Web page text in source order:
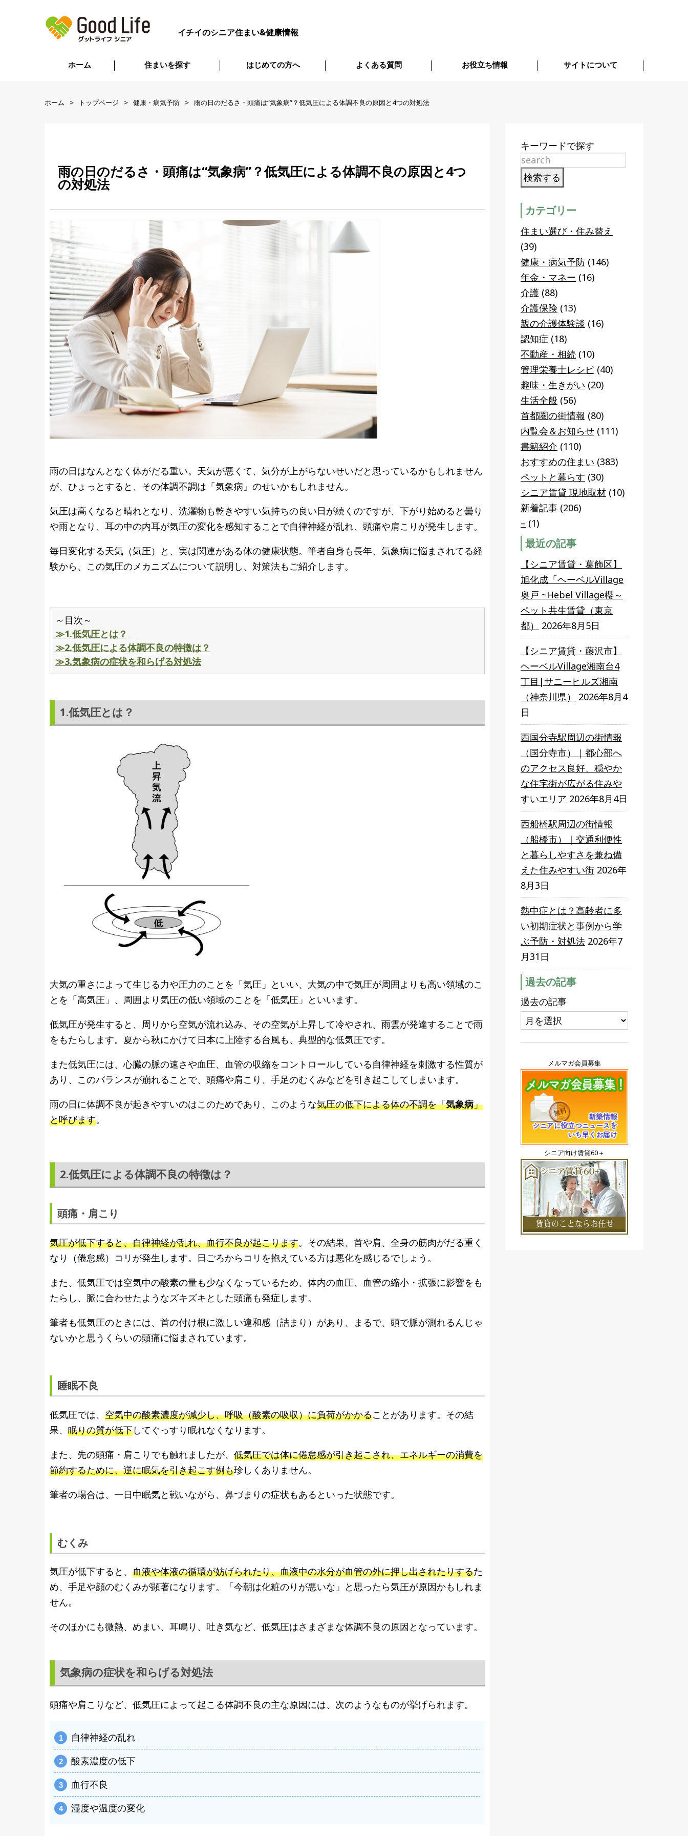
イチイのシニア住まい&健康情報
ホーム 住まいを探す はじめての方へ よくある質問 お役立ち情報 サイトについて
ホーム トップページ 健康・病気予防 雨の日のだるさ・頭痛は“気象病”？低気圧による体調不良の原因と4つの対処法
雨の日のだるさ・頭痛は“気象病”？低気圧による体調不良の原因と4つ
の対処法
雨の日はなんとなく体がだる重い。天気が悪くて、気分が上がらないせいだと思っているかもしれません
が、ひょっとすると、その体調不調は「気象病」のせいかもしれません。
気圧は高くなると晴れとなり、洗濯物も乾きやすい気持ちの良い日が続くのですが、下がり始めると曇り
や雨となり、耳の中の内耳が気圧の変化を感知することで自律神経が乱れ、頭痛や肩こりが発生します。
毎日変化する天気（気圧）と、実は関連がある体の健康状態。筆者自身も長年、気象病に悩まされてる経
験から、この気圧のメカニズムについて説明し、対策法もご紹介します。
～目次～
≫1.低気圧とは？
≫2.低気圧による体調不良の特徴は？
≫3.気象病の症状を和らげる対処法
1.低気圧とは？
大気の重さによって生じる力や圧力のことを「気圧」といい、大気の中で気圧が周囲よりも高い領域のこ
とを「高気圧」、周囲より気圧の低い領域のことを「低気圧」といいます。
低気圧が発生すると、周りから空気が流れ込み、その空気が上昇して冷やされ、雨雲が発達することで雨
をもたらします。夏から秋にかけて日本に上陸する台風も、典型的な低気圧です。
また低気圧には、心臓の脈の速さや血圧、血管の収縮をコントロールしている自律神経を刺激する性質が
あり、このバランスが崩れることで、頭痛や肩こり、手足のむくみなどを引き起こしてしまいます。
雨の日に体調不良が起きやすいのはこのためであり、このような気圧の低下による体の不調を「気象病」
と呼びます。
2.低気圧による体調不良の特徴は？
頭痛・肩こり
気圧が低下すると、自律神経が乱れ、血行不良が起こります。その結果、首や肩、全身の筋肉がだる重く
なり（倦怠感）コリが発生します。日ごろからコリを抱えている方は悪化を感じるでしょう。
また、低気圧では空気中の酸素の量も少なくなっているため、体内の血圧、血管の縮小・拡張に影響をも
たらし、脈に合わせたようなズキズキとした頭痛も発症します。
筆者も低気圧のときには、首の付け根に激しい違和感（詰まり）があり、まるで、頭で脈が測れるんじゃ
ないかと思うくらいの頭痛に悩まされています。
睡眠不良
低気圧では、 空気中の酸素濃度が減少し、呼吸（酸素の吸収）に負荷がかかることがあります。その結
果、 眠りの質が低下してぐっすり眠れなくなります。
また、先の頭痛・肩こりでも触れましたが、 低気圧では体に倦怠感が引き起こされ、エネルギーの消費を
節約するために、逆に眠気を引き起こす例も珍しくありません。
筆者の場合は、一日中眠気と戦いながら、鼻づまりの症状もあるといった状態です。
むくみ
気圧が低下すると、 血液や体液の循環が妨げられたり、血液中の水分が血管の外に押し出されたりするた
め、手足や顔のむくみが顕著になります。「今朝は化粧のりが悪いな」と思ったら気圧が原因かもしれま
せん。
そのほかにも微熱、めまい、耳鳴り、吐き気など、低気圧はさまざまな体調不良の原因となっています。
気象病の症状を和らげる対処法
頭痛や肩こりなど、低気圧によって起こる体調不良の主な原因には、次のようなものが挙げられます。
自律神経の乱れ
酸素濃度の低下
血行不良
湿度や温度の変化
キーワードで探す
カテゴリー
住まい選び・住み替え
(39)
健康・病気予防 (146)
年金・マネー (16)
介護 (88)
介護保険 (13)
親の介護体験談 (16)
認知症 (18)
不動産・相続 (10)
管理栄養士レシピ (40)
趣味・生きがい (20)
生活全般 (56)
首都圏の街情報 (80)
内覧会＆お知らせ (111)
書籍紹介 (110)
おすすめの住まい (383)
ペットと暮らす (30)
シニア賃貸 現地取材 (10)
新着記事 (206)
– (1)
最近の記事
【シニア賃貸・葛飾区】
旭化成「ヘーベルVillage
奥戸 ~Hebel Village櫻～
ペット共生賃貸（東京
都）
2026年8月5日
【シニア賃貸・藤沢市】
ヘーベルVillage湘南台4
丁目|サニーヒルズ湘南
（神奈川県）
2026年8月4
日
西国分寺駅周辺の街情報
（国分寺市）｜都心部へ
のアクセス良好、穏やか
な住宅街が広がる住みや
すいエリア 2026年8月4日
西船橋駅周辺の街情報
（船橋市）｜交通利便性
と暮らしやすさを兼ね備
えた住みやすい街 2026年
8月3日
熱中症とは？高齢者に多
い初期症状と事例から学
ぶ予防・対処法 2026年7
月31日
過去の記事
過去の記事
メルマガ会員募集
シニア向け賃貸60＋